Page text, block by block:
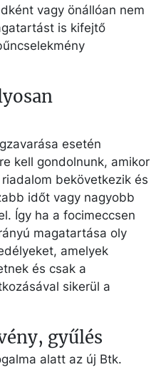
vagy önállóan nem
is kifejtő
esetén
kell gondolnunk, amikor
bekövetkezik és
időt vagy nagyobb
Így ha a focimeccsen
magatartása oly
amelyek
és csak a
sikerül a
gyűlés
alatt az új Btk.